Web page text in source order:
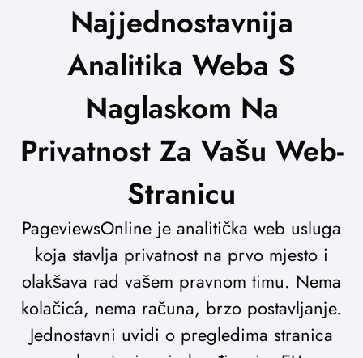
Najjednostavnija
Analitika Weba S
Naglaskom Na
Privatnost Za Vašu Web-
Stranicu
PageviewsOnline je analitička web usluga
koja stavlja privatnost na prvo mjesto i
olakšava rad vašem pravnom timu. Nema
kolačića, nema računa, brzo postavljanje.
Jednostavni uvidi o pregledima stranica